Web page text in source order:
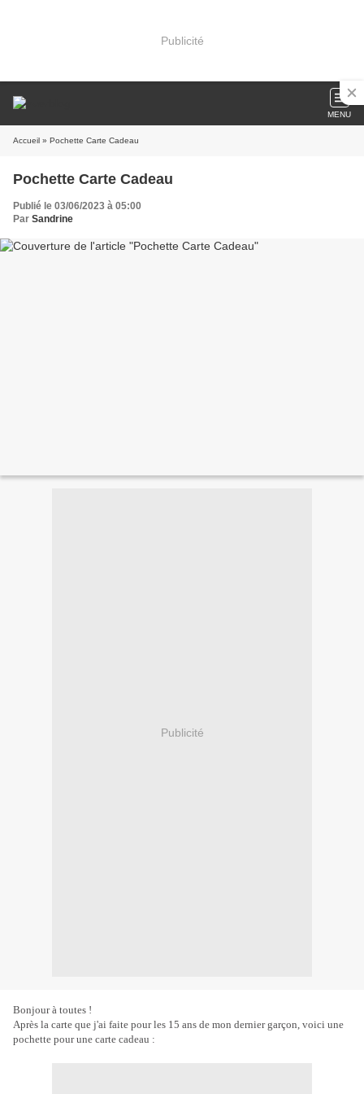
Publicité
MENU
Accueil » Pochette Carte Cadeau
Pochette Carte Cadeau
Publié le 03/06/2023 à 05:00
Par Sandrine
Publicité
Bonjour à toutes !
Après la carte que j'ai faite pour les 15 ans de mon dernier garçon, voici une
pochette pour une carte cadeau :